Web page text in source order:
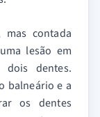
mas contada
lesão em
dentes.
balneário e a
os dentes